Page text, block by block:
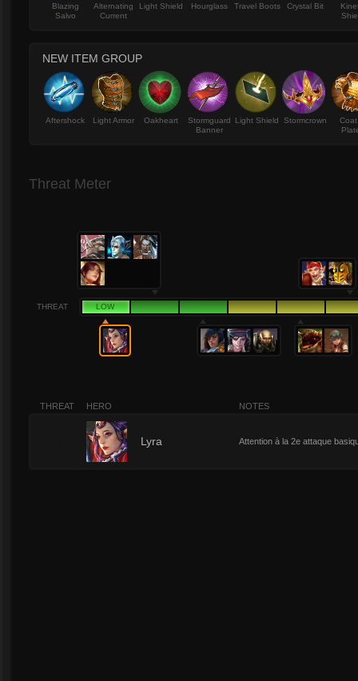
Blazing
Salvo
Alternating
Current
Light Shield Hourglass Travel Boots Crystal Bit
NEW ITEM GROUP
Aftershock Light Armor Oakheart
Stormguard
Banner
Light Shield Stormcrown
Threat Meter
THREAT LOW
THREAT HERO NOTES
Lyra Attention à la 2e attaque